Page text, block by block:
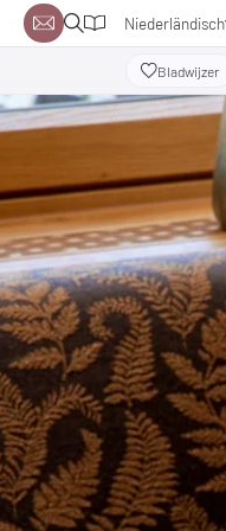
Niederländisch
Deutsch
EnglischBladwijzer